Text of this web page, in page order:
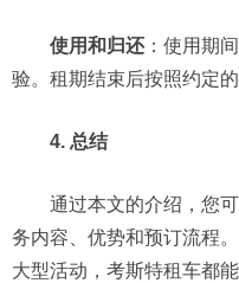
使用和归还：使用期
验。租期结束后按照约定的
4. 总结
通过本文的介绍，您可
务内容、优势和预订流程
大型活动，考斯特租车都